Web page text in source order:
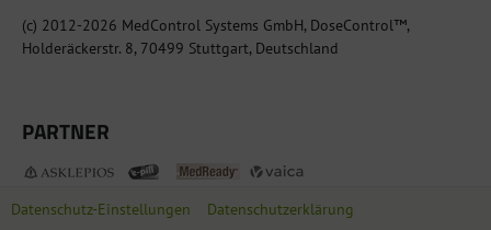
(c) 2012-2026 MedControl Systems GmbH, DoseControl™,
Holderäckerstr. 8, 70499 Stuttgart, Deutschland
PARTNER
Datenschutz-Einstellungen Datenschutzerklärung